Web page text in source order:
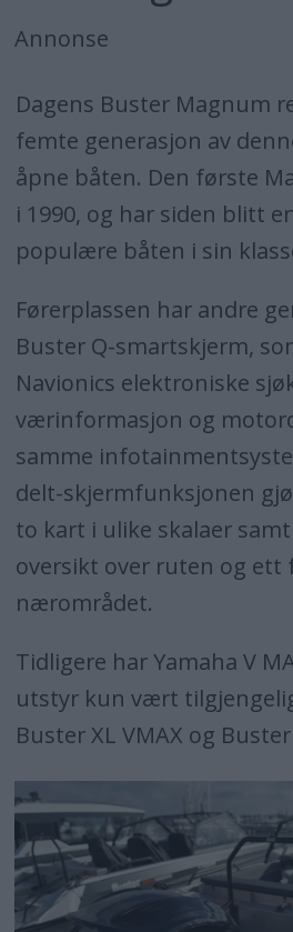
Annonse
Dagens Buster Magnum
femte generasjon av
åpne båten. Den første
i 1990, og har siden blitt
populære båten i sin
Førerplassen har andre
Buster Q-smartskjerm,
Navionics elektroniske
værinformasjon og
samme
delt-skjermfunksjonen
to kart i ulike skalaer
oversikt over ruten og ett
nærområdet.
Tidligere har Yamaha V
utstyr kun vært
Buster XL VMAX og Buster